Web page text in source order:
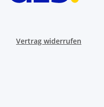
Vertrag widerrufen